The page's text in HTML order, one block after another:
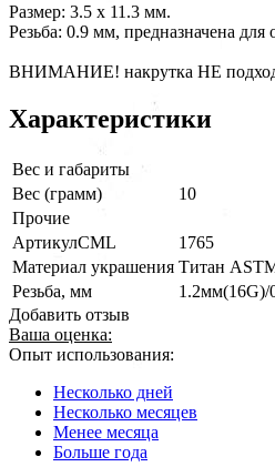
Размер: 3.5 x 11.3 мм.
Резьба: 0.9 мм, предназначена
ВНИМАНИЕ! накрутка НЕ
Характеристики
Вес и габариты
Вес (грамм)
10
Прочие
АртикулCML
1765
Материал украшения Титан
Резьба, мм
1.2мм(16G)/
Добавить отзыв
Ваша оценка:
Опыт использования:
Несколько дней
Несколько месяцев
Менее месяца
Больше года